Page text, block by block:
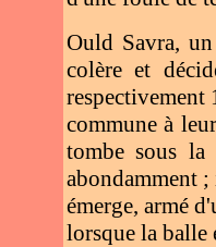
Ould Savra,
colère et
commune à
tombe sous
abondamment
émerge, armé
lorsque la balle